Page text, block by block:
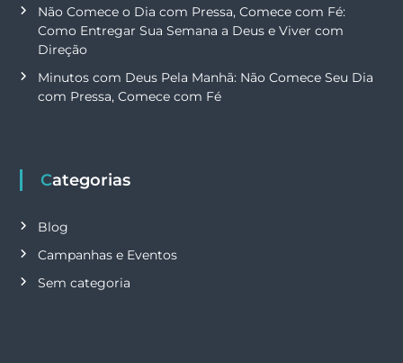
Não Comece o Dia com Pressa, Comece com Fé:
Como Entregar Sua Semana a Deus e Viver com
Direção
Minutos com Deus Pela Manhã: Não Comece Seu Dia
com Pressa, Comece com Fé
Categorias
Blog
Campanhas e Eventos
Sem categoria